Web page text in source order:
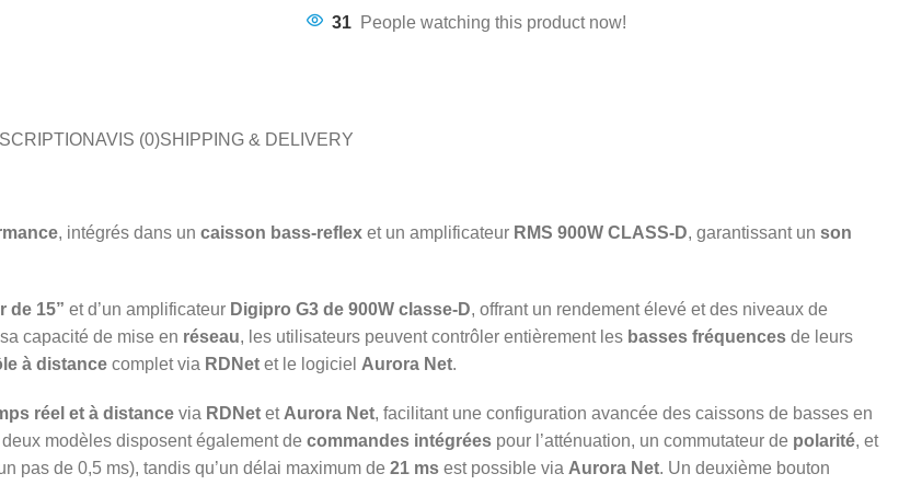
31 People watching this product now!
AVIS (0)SHIPPING & DELIVERY
, intégrés dans un caisson bass-reflex et un amplificateur RMS 900W CLASS-D, garantissant un son
de 15” et d’un amplificateur Digipro G3 de 900W classe-D, offrant un rendement élevé et des niveaux de
capacité de mise en réseau, les utilisateurs peuvent contrôler entièrement les basses fréquences de leurs
à distance complet via RDNet et le logiciel Aurora Net.
réel et à distance via RDNet et Aurora Net, facilitant une configuration avancée des caissons de basses en
modèles disposent également de commandes intégrées pour l’atténuation, un commutateur de polarité, et
pas de 0,5 ms), tandis qu’un délai maximum de 21 ms est possible via Aurora Net. Un deuxième bouton